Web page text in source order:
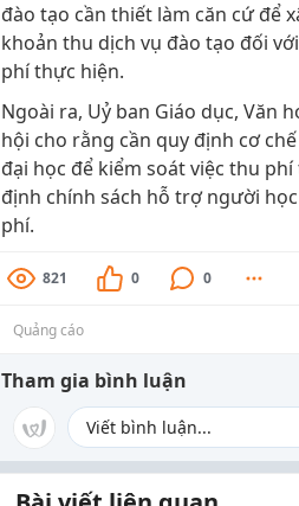
đào tạo cần thiết làm căn cứ để
khoản thu dịch vụ đào tạo đối
phí thực hiện.
Ngoài ra, Uỷ ban Giáo dục, Văn
hội cho rằng cần quy định cơ
đại học để kiểm soát việc thu
định chính sách hỗ trợ người
phí.
821 0 0
Quảng cáo
Tham gia bình luận